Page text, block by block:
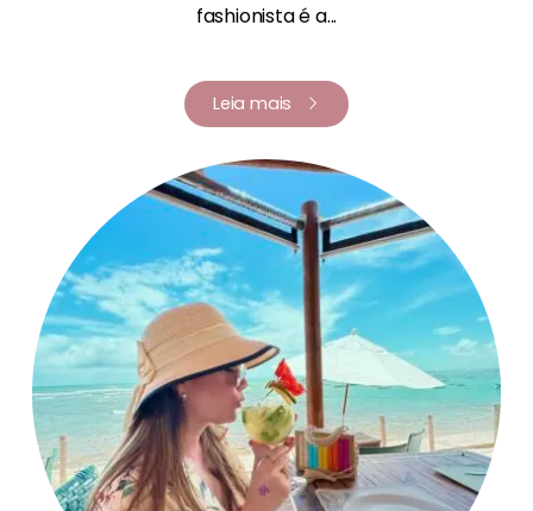
fashionista é a...
Leia mais
Renata Fernandes